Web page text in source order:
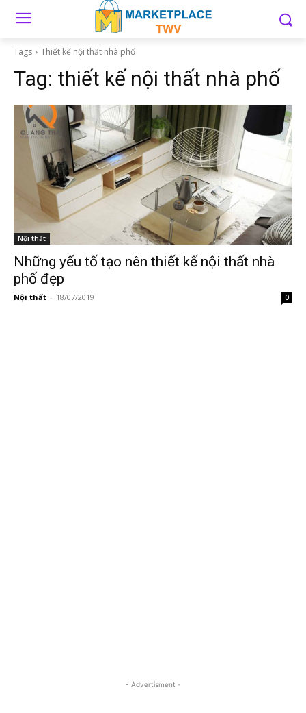
Tags Thiết kế nội thất nhà phố
Tag: thiết kế nội thất nhà phố
Nội thất
Những yếu tố tạo nên thiết kế nội thất nhà
phố đẹp
Nội thất - 18/07/2019 0
- Advertisment -